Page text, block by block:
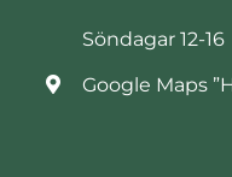
Söndagar 12-16
Google Maps